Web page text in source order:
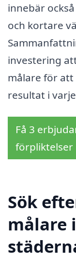
innebär
och kortare
investering
målare för
resultat i
Få 3
förpliktelser
Sök
målare